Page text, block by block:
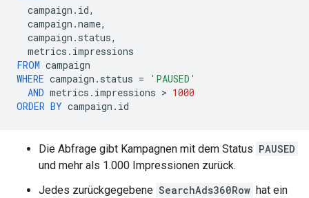
campaign . id,
campaign .name,
campaign . status,
metrics . impressions
FROM campaign
WHERE campaign . status =
'PAUSED'
AND metrics . impressions > 1000
ORDER BY campaign . id
Die Abfrage gibt Kampagnen mit dem Status PAUSED
und mehr als 1.000 Impressionen zurück.
Jedes zurückgegebene SearchAds360Row hat ein